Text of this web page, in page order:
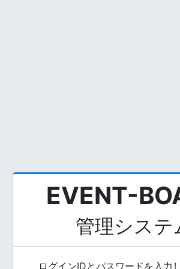
EVENT-
管理システ
ログインIDとパスワードを入力